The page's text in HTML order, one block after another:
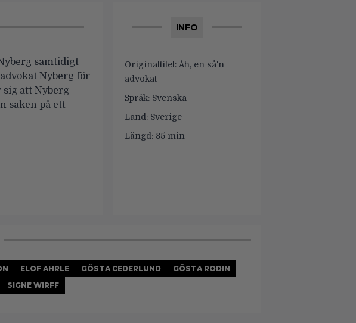
samtidigt
Nyberg för
sig att Nyberg
saken på ett
INFO
Originaltitel: Åh, en så'n
advokat
Språk: Svenska
Land: Sverige
Längd: 85 min
ELOF AHRLE GÖSTA CEDERLUND
GÖSTA RODIN
SIGNE WIRFF